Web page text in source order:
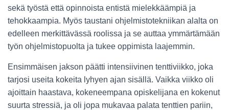
sekä työstä että opinnoista entistä mielekkäämpiä ja
tehokkaampia. Myös taustani ohjelmistotekniikan alalta on
edelleen merkittävässä roolissa ja se auttaa ymmärtämään
työn ohjelmistopuolta ja tukee oppimista laajemmin.
Ensimmäisen jakson päätti intensiivinen tenttiviikko, joka
tarjosi useita kokeita lyhyen ajan sisällä. Vaikka viikko oli
ajoittain haastava, kokeneempana opiskelijana en kokenut
suurta stressiä, ja oli jopa mukavaa palata tenttien pariin,